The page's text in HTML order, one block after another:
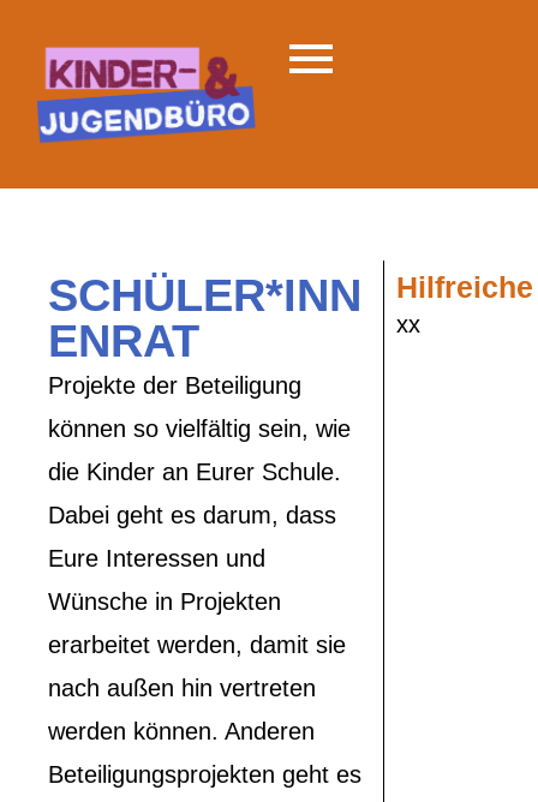
SCHÜLER*INN
ENRAT
Projekte der Beteiligung
können so vielfältig sein, wie
die Kinder an Eurer Schule.
Dabei geht es darum, dass
Eure Interessen und
Wünsche in Projekten
erarbeitet werden, damit sie
nach außen hin vertreten
werden können. Anderen
Beteiligungsprojekten geht es
xx